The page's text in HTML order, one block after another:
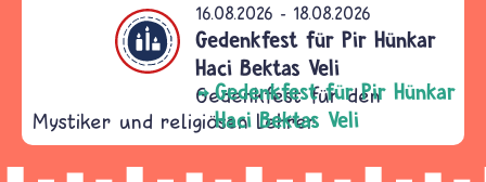
16.08.2026 - 18.08.2026
Gedenkfest für Pir Hünkar
Haci Bektas Veli
Gedenkfest für den
Mystiker und religiösen Lehrer
Gedenkfest für Pir Hünkar
Haci Bektas Veli